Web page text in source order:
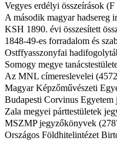
Vegyes erdélyi összeírások
A második magyar hadsereg
KSH 1890. évi összesített
1848-49-es forradalom és
Ostffyasszonyfai
Somogy megye
Az MNL címereslevelei
Magyar Képzőművészeti
Budapesti Corvinus
Zala megyei párttestületek
MSZMP jegyzőkönyvek
Országos Földhitelintézet